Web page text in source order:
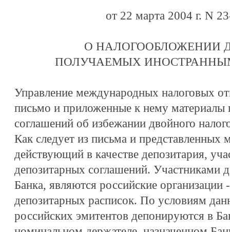
от 22 марта 2004 г. N
О НАЛОГООБЛОЖЕНИИ
ПОЛУЧАЕМЫХ
Управление международных налоговых
письмо и приложенные к нему материалы
соглашений об избежании двойного
Как следует из письма и представленных
действующий в качестве депозитария,
депозитарных соглашений. Участниками
Банка, являются российские
депозитарных расписок. По условиям
российских эмитентов депонируются в